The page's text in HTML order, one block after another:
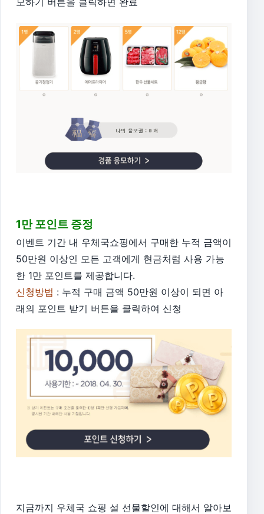
1만 포인트 증정
이벤트 기간 내 우체국쇼핑에서 구매한 누적 금액이
50만원 이상인 모든 고객에게 현금처럼 사용 가능
한 1만 포인트를 제공합니다.
신청방법 : 누적 구매 금액 50만원 이상이 되면 아
래의 포인트 받기 버튼을 클릭하여 신청
지금까지 우체국 쇼핑 설 선물할인에 대해서 알아보